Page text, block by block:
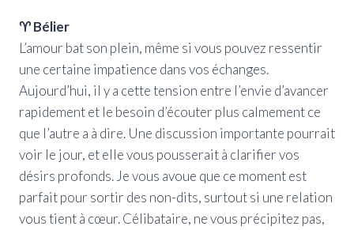
♈ Bélier
L’amour bat son plein, même si vous pouvez ressentir
une certaine impatience dans vos échanges.
Aujourd’hui, il y a cette tension entre l’envie d’avancer
rapidement et le besoin d’écouter plus calmement ce
que l’autre a à dire. Une discussion importante pourrait
voir le jour, et elle vous pousserait à clarifier vos
désirs profonds. Je vous avoue que ce moment est
parfait pour sortir des non-dits, surtout si une relation
vous tient à cœur. Célibataire, ne vous précipitez pas,